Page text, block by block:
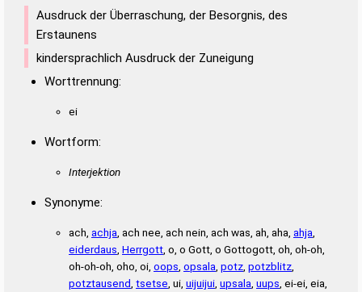
Ausdruck der Überraschung, der Besorgnis, des
Erstaunens
kindersprachlich Ausdruck der Zuneigung
Worttrennung:
ei
Wortform:
Interjektion
Synonyme:
ach, achja , ach nee, ach nein, ach was, ah, aha, ahja
eiderdaus Herrgott , o, o Gott, o Gottogott, oh, oh-oh,
oh-oh-oh, oho, oi, oops opsala potz potzblitz
potztausend tsetse , ui, uijuijui upsala uups , ei-ei, eia,